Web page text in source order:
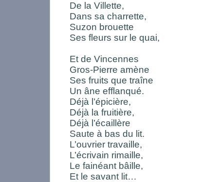
De la Villette,
Dans sa charrette,
Suzon brouette
Ses fleurs sur le quai,
Et de Vincennes
Gros-Pierre amène
Ses fruits que traîne
Un âne efflanqué.
Déjà l’épicière,
Déjà la fruitière,
Déjà l’écaillère
Saute à bas du lit.
L’ouvrier travaille,
L’écrivain rimaille,
Le fainéant bâille,
Et le savant lit…